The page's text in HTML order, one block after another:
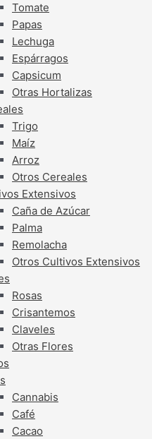
Tomate
Papas
Lechuga
Espárragos
Capsicum
Otras Hortalizas
Trigo
Maíz
Arroz
Otros Cereales
Extensivos
Caña de Azúcar
Palma
Remolacha
Otros Cultivos Extensivos
Rosas
Crisantemos
Claveles
Otras Flores
Cannabis
Café
Cacao